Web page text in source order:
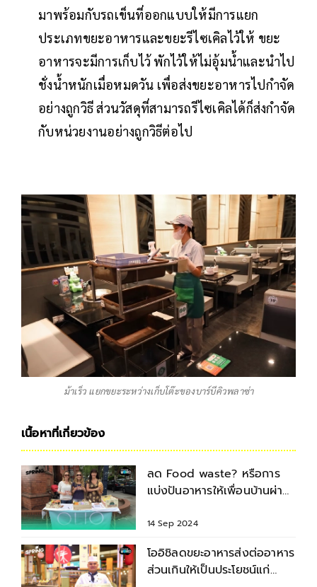
มาพร้อมกับรถเข็นที่ออกแบบให้มีการแยก
ประเภทขยะอาหารและขยะรีไซเคิลไว้ให้ ขยะ
อาหารจะมีการเก็บไว้ พักไว้ให้ไม่อุ้มน้ำและนำไป
ชั่งน้ำหนักเมื่อหมดวัน เพื่อส่งขยะอาหารไปกำจัด
อย่างถูกวิธี ส่วนวัสดุที่สามารถรีไซเคิลได้ก็ส่งกำจัด
กับหน่วยงานอย่างถูกวิธีต่อไป
ม้าเร็ว แยกขยะระหว่างเก็บโต๊ะของบาร์บีคิวพลาซ่า
เนื้อหาที่เกี่ยวข้อง
ลด Food waste? หรือการ
แบ่งปันอาหารให้เพื่อนบ้านผ่าน
14 Sep 2024
โออิชิลดขยะอาหารส่งต่ออาหาร
ส่วนเกินให้เป็นประโยชน์แก่